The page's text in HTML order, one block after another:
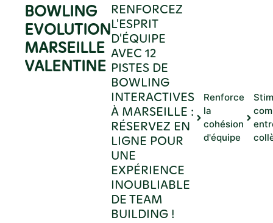
BOWLING
EVOLUTION
MARSEILLE
VALENTINE
RENFORCEZ
L'ESPRIT
D'ÉQUIPE
AVEC 12
PISTES DE
BOWLING
INTERACTIVES
À MARSEILLE :
RÉSERVEZ EN
LIGNE POUR
UNE
EXPÉRIENCE
INOUBLIABLE
DE TEAM
BUILDING !
Renforce
la
cohésion
d'équipe